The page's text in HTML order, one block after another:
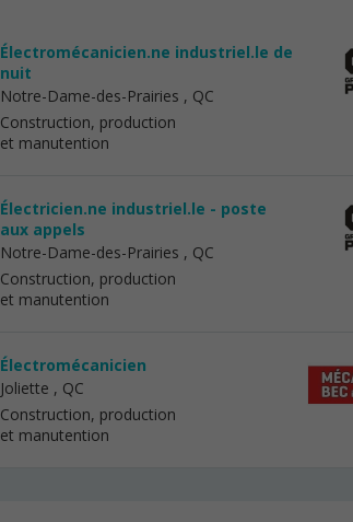
Électromécanicien.ne industriel.le de
nuit
Notre-Dame-des-Prairies , QC
Construction, production
et manutention
Électricien.ne industriel.le - poste
aux appels
Notre-Dame-des-Prairies , QC
Construction, production
et manutention
Électromécanicien
Joliette , QC
Construction, production
et manutention